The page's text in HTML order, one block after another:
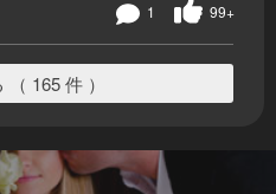
99+
1
165 件 ）